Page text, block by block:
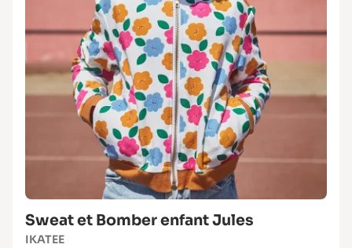
Sweat et Bomber enfant Jules
IKATEE